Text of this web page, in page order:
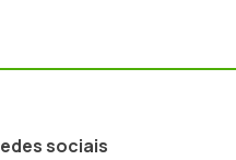
sociais